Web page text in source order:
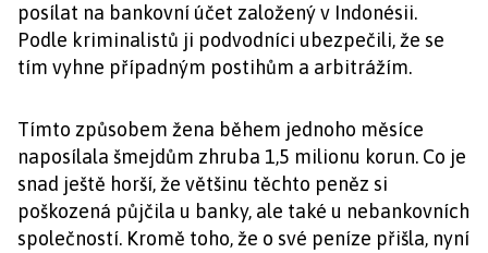
posílat na bankovní účet založený v Indonésii.
Podle kriminalistů ji podvodníci ubezpečili, že se
tím vyhne případným postihům a arbitrážím.
Tímto způsobem žena během jednoho měsíce
naposílala šmejdům zhruba 1,5 milionu korun. Co je
snad ještě horší, že většinu těchto peněz si
poškozená půjčila u banky, ale také u nebankovních
společností. Kromě toho, že o své peníze přišla, nyní